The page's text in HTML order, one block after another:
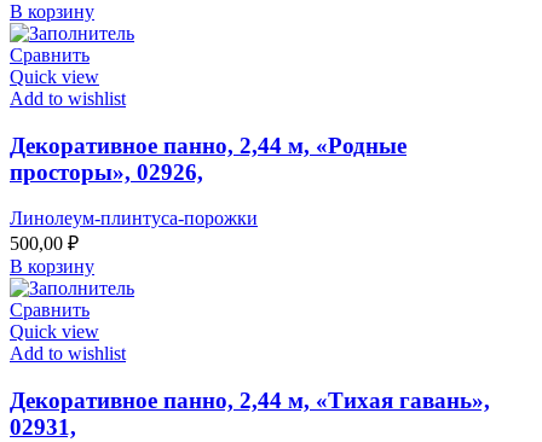
В корзину
Сравнить
Quick view
Add to wishlist
Декоративное панно, 2,44 м, «Родные
просторы», 02926,
Линолеум-плинтуса-порожки
500,00 ₽
В корзину
Сравнить
Quick view
Add to wishlist
Декоративное панно, 2,44 м, «Тихая гавань»,
02931,